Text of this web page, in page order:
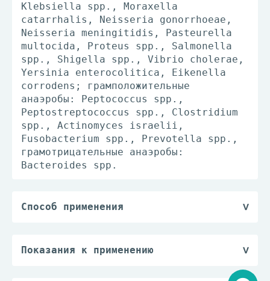
Klebsiella spp., Moraxella
catarrhalis, Neisseria gonorrhoeae,
Neisseria meningitidis, Pasteurella
multocida, Proteus spp., Salmonella
spp., Shigella spp., Vibrio cholerae,
Yersinia enterocolitica, Eikenella
corrodens; грамположительные
анаэробы: Peptococcus spp.,
Peptostreptococcus spp., Clostridium
spp., Actinomyces israelii,
Fusobacterium spp., Prevotella spp.,
грамотрицательные анаэробы:
Bacteroides spp.
Способ применения
облегчения правильного дозирования в
Показания к применению